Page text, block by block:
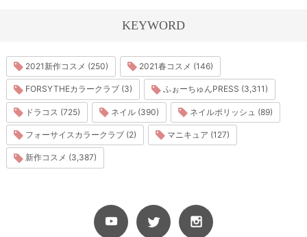
KEYWORD
2021新作コスメ (250) 2021春コスメ (146)
FORSYTHEカラークラブ (3) ふぉーちゅんPRESS (3,311)
ドラコス (725) ネイル (390) ネイルポリッシュ (89)
フォーサイスカラークラブ (2) マニキュア (127)
新作コスメ (3,387)